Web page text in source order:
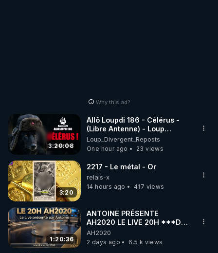
Why this ad?
3:20:08
Allô Loupdi 186 - Célérus -
(Libre Antenne) - Loup
Divergent 2026.08.06
Loup_Divergent_Reposts
One hour ago
23 views
3:20
2217 - Le métal - Or
relais-x
14 hours ago
417 views
1:20:36
ANTOINE PRÉSENTE
AH2020 LE LIVE 20H ***DU
04/08/2026*** 📷LE
GRAND RÉVEIL EST EN
MARCHE 📷
AH2020
2 days ago
6.5 k views